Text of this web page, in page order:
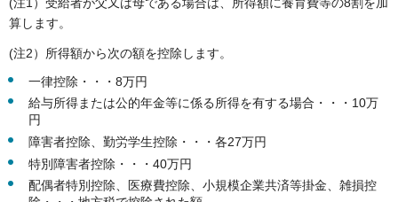
算します。
(注2）所得額から次の額を控除します。
一律控除・・・8万円
給与所得または公的年金等に係る所得を有する場合・・・10万
円
障害者控除、勤労学生控除・・・各27万円
特別障害者控除・・・40万円
配偶者特別控除、医療費控除、小規模企業共済等掛金、雑損控